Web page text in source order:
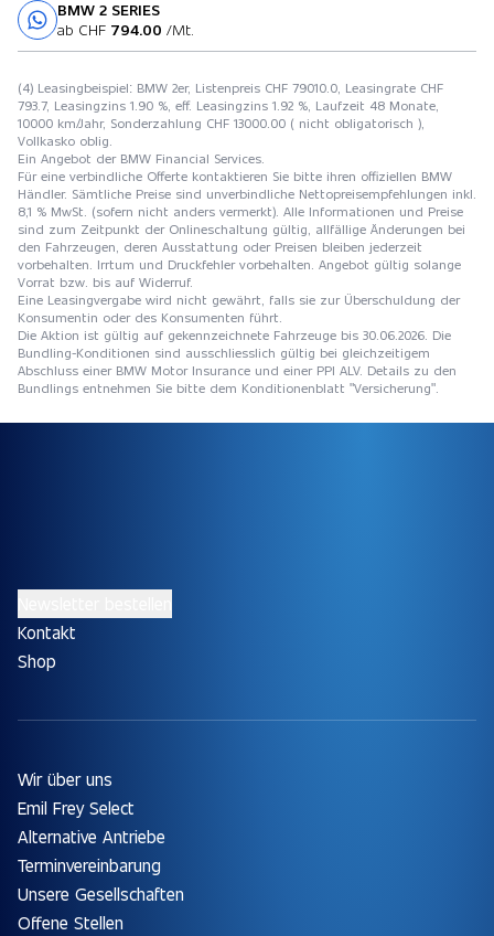
BMW 2 SERIES
ab CHF 794.00 /Mt.
(4) Leasingbeispiel: BMW 2er, Listenpreis CHF 79010.0, Leasingrate CHF
793.7, Leasingzins 1.90 %, eff. Leasingzins 1.92 %, Laufzeit 48 Monate,
10000 km/Jahr, Sonderzahlung CHF 13000.00 ( nicht obligatorisch ),
Vollkasko oblig.
Ein Angebot der BMW Financial Services.
Für eine verbindliche Offerte kontaktieren Sie bitte ihren offiziellen BMW
Händler. Sämtliche Preise sind unverbindliche Nettopreisempfehlungen inkl.
8,1 % MwSt. (sofern nicht anders vermerkt). Alle Informationen und Preise
sind zum Zeitpunkt der Onlineschaltung gültig, allfällige Änderungen bei
den Fahrzeugen, deren Ausstattung oder Preisen bleiben jederzeit
vorbehalten. Irrtum und Druckfehler vorbehalten. Angebot gültig solange
Vorrat bzw. bis auf Widerruf.
Eine Leasingvergabe wird nicht gewährt, falls sie zur Überschuldung der
Konsumentin oder des Konsumenten führt.
Die Aktion ist gültig auf gekennzeichnete Fahrzeuge bis 30.06.2026. Die
Bundling-Konditionen sind ausschliesslich gültig bei gleichzeitigem
Abschluss einer BMW Motor Insurance und einer PPI ALV. Details zu den
Bundlings entnehmen Sie bitte dem Konditionenblatt "Versicherung".
Kontakt
Shop
Wir über uns
Emil Frey Select
Alternative Antriebe
Terminvereinbarung
Unsere Gesellschaften
Offene Stellen